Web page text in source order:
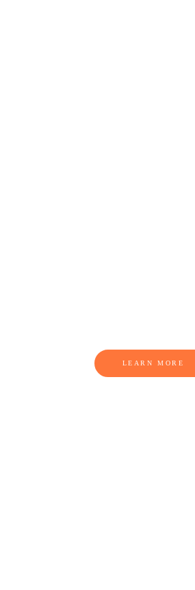
LEARN MORE